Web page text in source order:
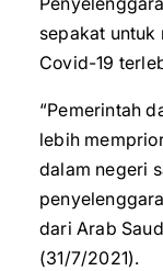
sepakat untuk
Covid-19
“Pemerintah
lebih
dalam negeri
dari Arab
(31/7/2021).